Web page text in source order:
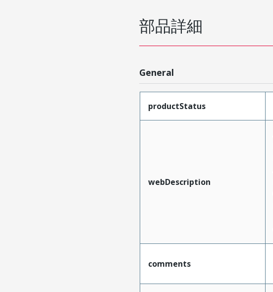
部品詳細
General
productStatus
webDescription
comments